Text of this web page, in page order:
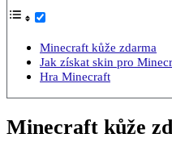
Minecraft kůže zdarma
Jak získat skin pro
Hra Minecraft
Minecraft kůže